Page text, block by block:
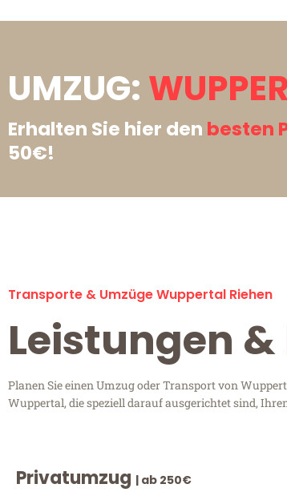
UMZUG:
Erhalten Sie hier den besten
50€!
Transporte & Umzüge Wuppertal Riehen
Leistungen
Planen Sie einen Umzug oder Transport von
Wuppertal, die speziell darauf ausgerichtet sind,
Privatumzug | ab 250€